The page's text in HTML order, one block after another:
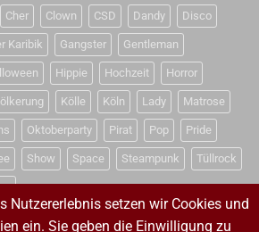
Cher Clown CSD Dandy Disco
Karibik Gangster Gentleman
Hippie Hochzeit Horror
Kölle Köln Lady Matrose
Oktoberparty Pirat Pop Pride
Show Space Steampunk Tüllrock
Nutzererlebnis setzen wir Cookies und
ein. Sie geben die Einwilligung zu